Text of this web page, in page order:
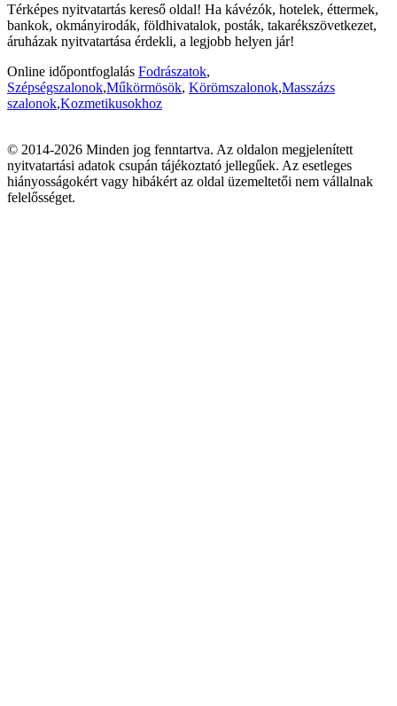
Térképes nyitvatartás kereső oldal! Ha kávézók, hotelek, éttermek,
bankok, okmányirodák, földhivatalok, posták, takarékszövetkezet,
áruházak nyitvatartása érdekli, a legjobb helyen jár!
Online időpontfoglalás Fodrászatok,
Szépségszalonok,Műkörmösök, Körömszalonok,Masszázs
szalonok,Kozmetikusokhoz
© 2014-2026 Minden jog fenntartva. Az oldalon megjelenített
nyitvatartási adatok csupán tájékoztató jellegűek. Az esetleges
hiányosságokért vagy hibákért az oldal üzemeltetői nem vállalnak
felelősséget.